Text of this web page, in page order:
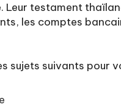
testament
les comptes
sujets suivants pour